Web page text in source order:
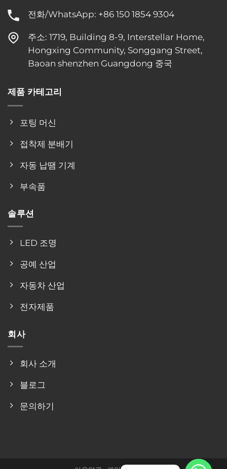
전화/WhatsApp: +86 150 1854 9304
주소: 1719, Building 8-9, Interstellar Home,
Hongxing Community, Songgang Street,
Baoan shenzhen Guangdong 중국
제품 카테고리
포팅 머신
접착제 분배기
자동 납땜 기계
부속품
솔루션
LED 조명
공예 산업
자동차 산업
전자제품
회사
회사 소개
블로그
문의하기